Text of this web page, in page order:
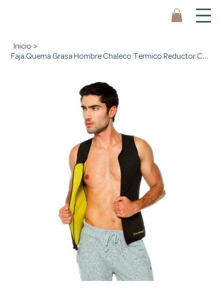
Inicio >
Faja Quema Grasa Hombre Chaleco Termico Reductor Con Cremallera